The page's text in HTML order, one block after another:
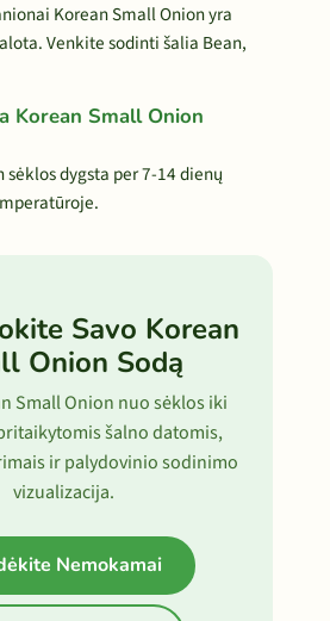
Korean Small Onion yra
Venkite sodinti šalia Bean,
Korean Small Onion
sėklos dygsta per 7-14 dienų
Savo Korean
Onion Sodą
Small Onion nuo sėklos iki
šalno datomis,
ir palydovinio sodinimo
vizualizacija.
Nemokamai